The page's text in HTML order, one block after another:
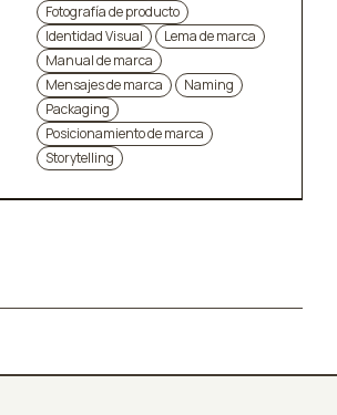
Fotografía de producto
Identidad Visual
Lema de marca
Manual de marca
Mensajes de marca
Naming
Packaging
Posicionamiento de marca
Storytelling